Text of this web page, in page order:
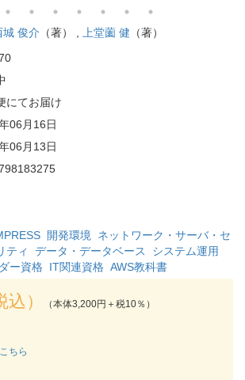
城 俊介 （著） , 上堂薗 健 （著）
にてお届け
06月16日
06月13日
開発環境
ネットワーク・サーバ・セ
ティ
データ・データベース
システム運用
ー資格 IT関連資格 AWS教科書
） （本体3,200円＋税10％）
ちら